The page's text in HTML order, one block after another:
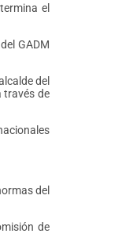
el
GADM
del
través de
del
de